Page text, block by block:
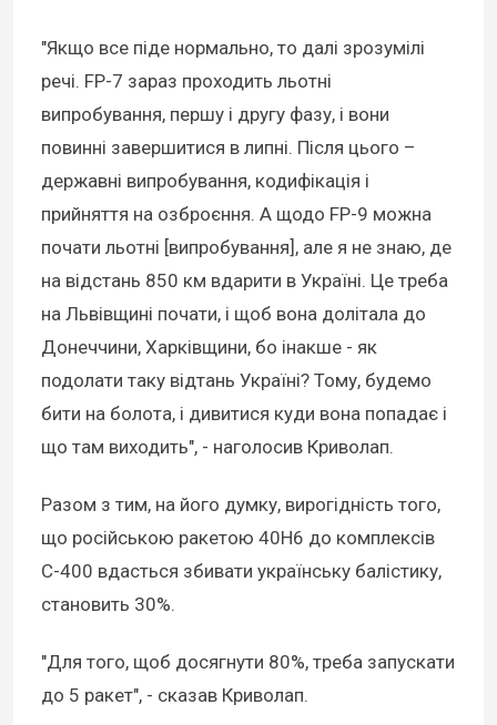
"Якщо все піде нормально, то далі зрозумілі
речі. FP-7 зараз проходить льотні
випробування, першу і другу фазу, і вони
повинні завершитися в липні. Після цього –
державні випробування, кодифікація і
прийняття на озброєння. А щодо FP-9 можна
почати льотні [випробування], але я не знаю, де
на відстань 850 км вдарити в Україні. Це треба
на Львівщині почати, і щоб вона долітала до
Донеччини, Харківщини, бо інакше - як
подолати таку відтань Україні? Тому, будемо
бити на болота, і дивитися куди вона попадає і
що там виходить", - наголосив Криволап.
Разом з тим, на його думку, вирогідність того,
що російською ракетою 40Н6 до комплексів
С-400 вдасться збивати українську балістику,
становить 30%.
"Для того, щоб досягнути 80%, треба запускати
до 5 ракет", - сказав Криволап.